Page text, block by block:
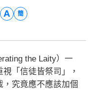
A 簡
the Laity）一
「信徒皆祭司」，
究竟應不應該加個